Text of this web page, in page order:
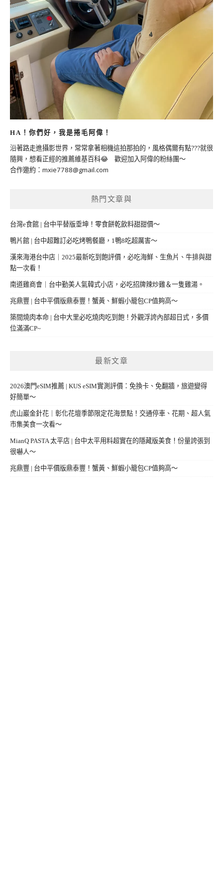
HA！你們好，我是捲毛阿偉！
沿著路走進攝影世界，常常拿著相機這拍那拍的，風格偶爾有點???就很
隨興，想看正經的推薦維基百科😂 歡迎加入阿偉的粉絲團～
合作邀約： mxie7788@gmail.com
熱門文章與
台灣e食館 | 台中平替版垂坤！零食餅乾飲料甜甜價～
鴨片館 | 台中超難訂必吃烤鴨餐廳，1鴨8吃超厲害～
漢來海港台中店｜2025最新吃到飽評價，必吃海鮮、生魚片、牛排與甜
點一次看！
南道雞商會｜台中勤美人氣韓式小店，必吃招牌辣炒雞＆一隻雞湯。
兆鼎豐 | 台中平價版鼎泰豐！蟹黃、鮮蝦小籠包CP值夠高～
築間燒肉本命 | 台中大里必吃燒肉吃到飽！外觀浮誇內部超日式，多價
位滿滿CP~
最新文章
2026澳門eSIM推薦 | KUS eSIM實測評價：免換卡、免翻牆，旅遊變得
好簡單～
虎山巖金針花｜彰化花壇季節限定花海景點！交通停車、花期、超人氣
市集美食一次看～
MianQ PASTA 太平店 | 台中太平用料超實在的隱藏版美食！份量誇張到
很嚇人～
兆鼎豐 | 台中平價版鼎泰豐！蟹黃、鮮蝦小籠包CP值夠高～